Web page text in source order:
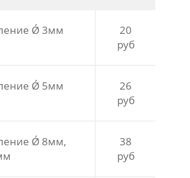
Ǿ 3мм
20
руб
Ǿ 5мм
26
руб
Ǿ 8мм,
38
руб